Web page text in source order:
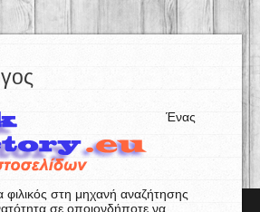
Ένας
στη μηχανή αναζήτησης
σε οποιονδήποτε να